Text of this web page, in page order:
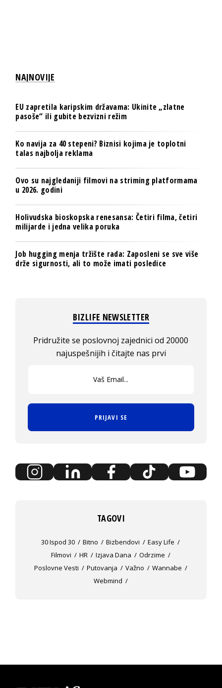
NAJNOVIJE
EU zapretila karipskim državama: Ukinite „zlatne
pasoše“ ili gubite bezvizni režim
Ko navija za 40 stepeni? Biznisi kojima je toplotni
talas najbolja reklama
Ovo su najgledaniji filmovi na striming platformama
u 2026. godini
Holivudska bioskopska renesansa: Četiri filma, četiri
milijarde i jedna velika poruka
Job hugging menja tržište rada: Zaposleni se sve više
drže sigurnosti, ali to može imati posledice
BIZLIFE NEWSLETTER
Pridružite se poslovnoj zajednici od 20000
najuspešnijih i čitajte nas prvi
PRIJAVI SE
TAGOVI
30 Ispod 30 Bitno Bizbendovi
Easy Life
Filmovi
HR Izjava Dana
Odrzime
Poslovne Vesti
Putovanja Važno
Wannabe
Webmind